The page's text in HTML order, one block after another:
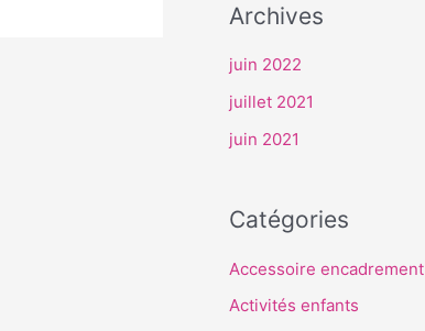
Archives
juin 2022
juillet 2021
juin 2021
Catégories
Accessoire encadrement
Activités enfants